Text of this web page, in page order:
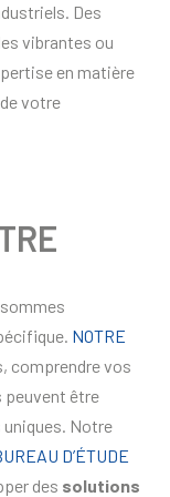
Des
vibrantes ou
en matière
votre
NOTRE
comprendre vos
peuvent être
uniques. Notre
D’ÉTUDE
des solutions